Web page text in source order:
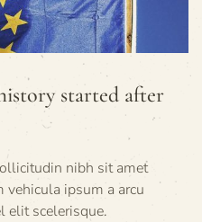
started after
nibh sit amet
ipsum a arcu
elit scelerisque.